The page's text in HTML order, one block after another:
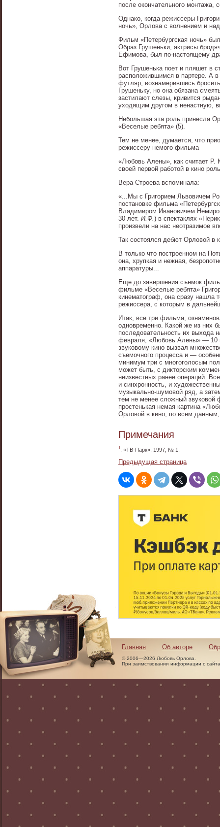
после окончательного монтажа,
Однако, когда режиссеры
ночь», Орлова с волнением и
Фильм «Петербургская ночь»
Образ Грушеньки, актрисы
Ефимова, был по-настоящему
Вот Грушенька поет и пляшет в
расположившимся в партере. А
футляр, вознамерившись
Грушеньку, но она обязана
застилают слезы, кривится
уходящим другом в ненастную,
Небольшая эта роль принесла
«Веселые ребята» (5).
Тем не менее, думается, что
режиссеру немого фильма
«Любовь Алены», как считает Р.
своей первой работой в кино
Вера Строева вспоминала:
«...Мы с Григорием Львовичем
постановке фильма
Владимиром Ивановичем
30 лет. И.Ф.) в спектаклях
произвели на нас неотразимое
Так состоялся дебют Орловой в
В только что построенном на
она, хрупкая и нежная,
аппаратуры...
Еще до завершения съемок
фильме «Веселые ребята»
кинематограф, она сразу нашла
режиссера, с которым в
Итак, все три фильма,
одновременно. Какой же из них
последовательность их выхода
февраля, «Любовь Алены» — 10
звуковому кино вызвал
съемочного процесса и —
минимум три с многоголосым
может быть, с дикторским
неизвестных ранее операций.
и синхронность, и
музыкально-шумовой ряд, а
тем не менее сложный звуковой
простенькая немая картина
Орловой в кино, по всем
Примечания
1 . «ТВ-Парк», 1997, № 1.
Предыдущая страница
Главная Об авторе
© 2006—2026 Любовь Орлова.
При заимствовании информации с